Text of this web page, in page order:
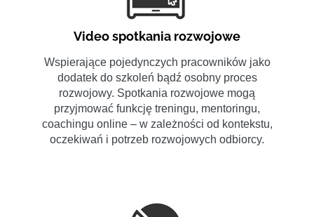
Video spotkania rozwojowe
Wspierające pojedynczych pracowników jako
dodatek do szkoleń bądź osobny proces
rozwojowy. Spotkania rozwojowe mogą
przyjmować funkcję treningu, mentoringu,
coachingu online – w zależności od kontekstu,
oczekiwań i potrzeb rozwojowych odbiorcy.